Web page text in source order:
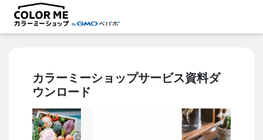
カラーミーショップサービス資料ダ
ウンロード